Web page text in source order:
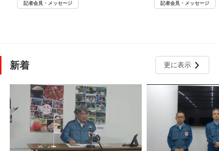
記者会見・メッセージ 記者会見・メッセージ
新着 更に表示